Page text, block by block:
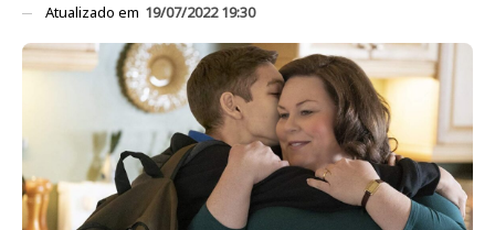
Atualizado em 19/07/2022 19:30